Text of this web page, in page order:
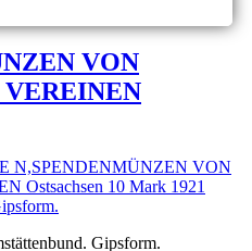
VON
Gipsform.